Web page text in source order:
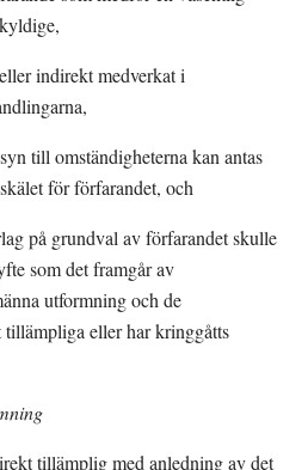
indirekt medverkat i
till omständigheterna kan antas
för förfarandet, och
på grundval av förfarandet skulle
som det framgår av
utformning och de
tillämpliga eller har kringgåtts
tillämplig med anledning av det